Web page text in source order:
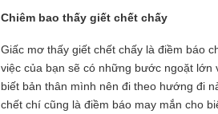
Chiêm bao thấy giết chết chấy
Giấc mơ thấy giết chết chấy là điềm báo
việc của bạn sẽ có những bước ngoặt lớn
biết bản thân mình nên đi theo hướng đi
chết chí cũng là điềm báo may mắn cho